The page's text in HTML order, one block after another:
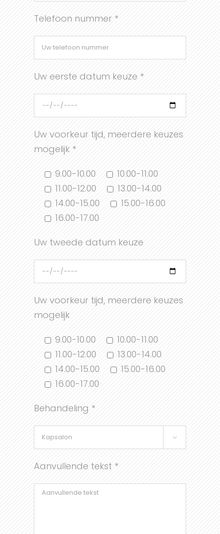
Telefoon nummer *
Uw eerste datum keuze *
Uw voorkeur tijd, meerdere keuzes
mogelijk *
9.00-10.00
10.00-11.00
11.00-12.00
13.00-14.00
14.00-15.00
15.00-16.00
16.00-17.00
Uw tweede datum keuze
Uw voorkeur tijd, meerdere keuzes
mogelijk
9.00-10.00
10.00-11.00
11.00-12.00
13.00-14.00
14.00-15.00
15.00-16.00
16.00-17.00
Behandeling *

Aanvullende tekst *